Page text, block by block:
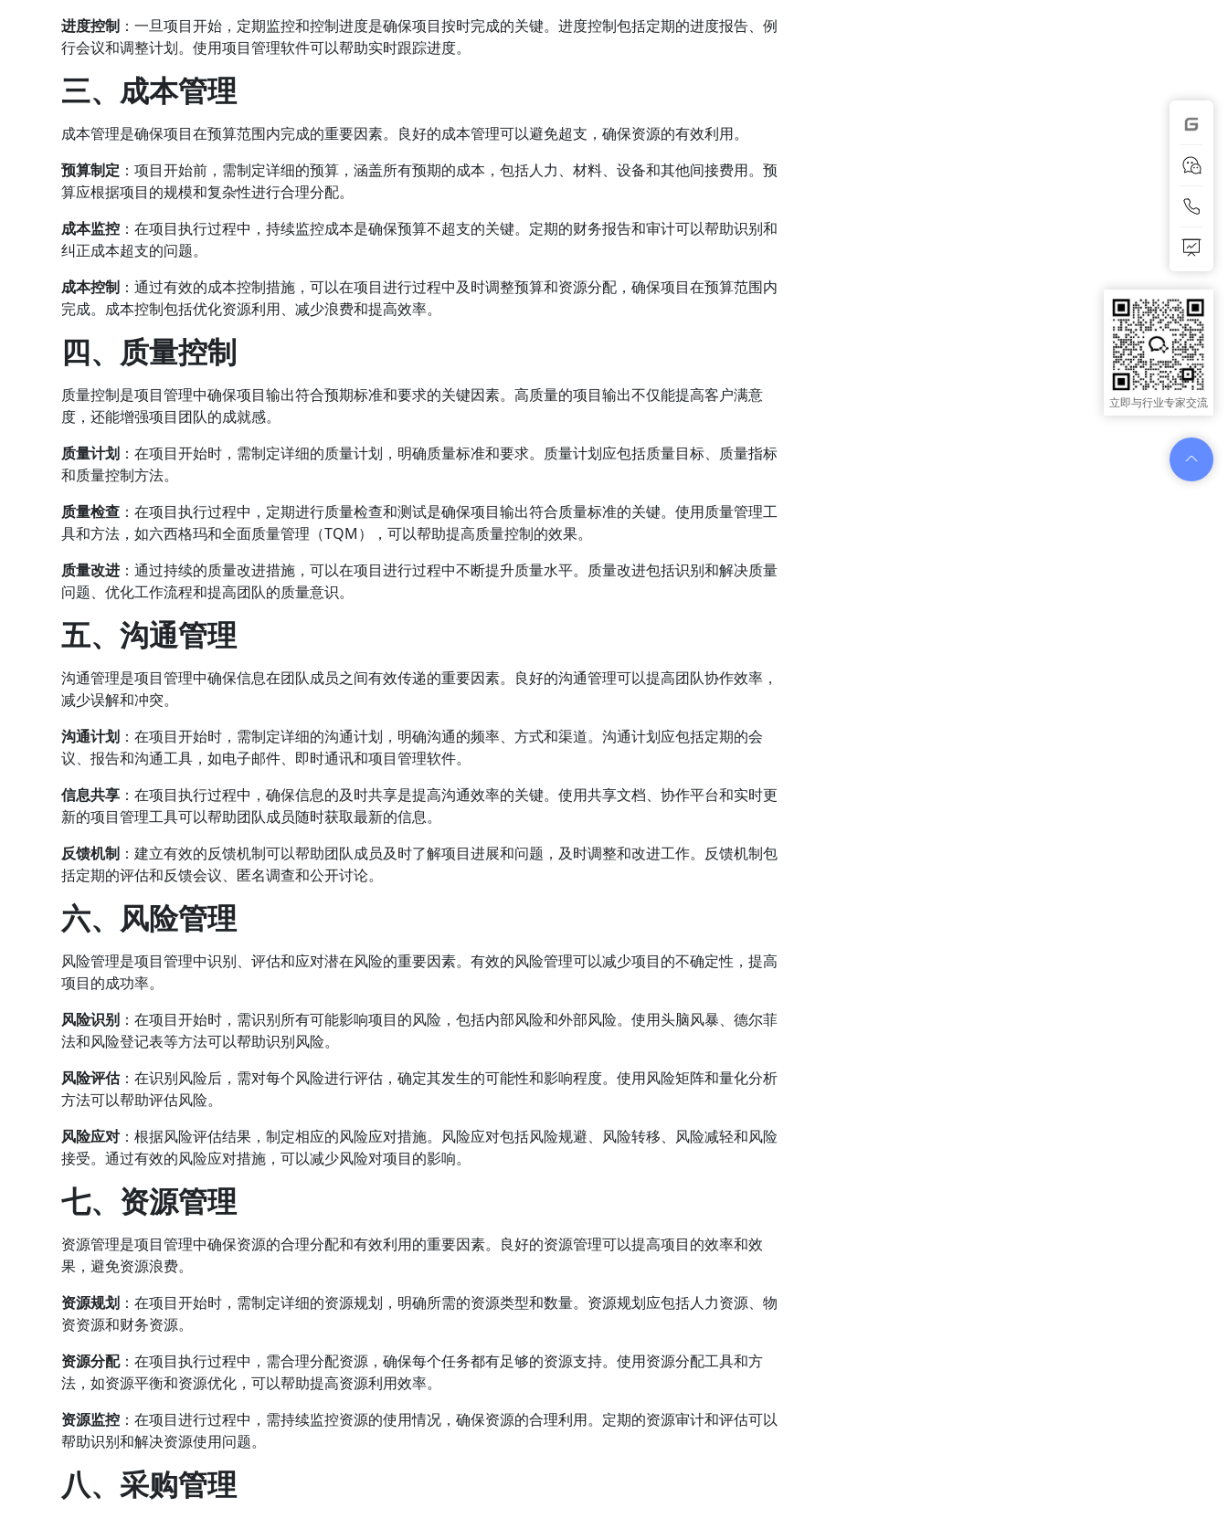
进度控制 ：一旦项目开始，定期监控和控制进度是确保项目按时完成的关键。进度控制包括定期的进度报告、例
行会议和调整计划。使用项目管理软件可以帮助实时跟踪进度。
三、成本管理
成本管理是确保项目在预算范围内完成的重要因素。良好的成本管理可以避免超支，确保资源的有效利用。
预算制定 ：项目开始前，需制定详细的预算，涵盖所有预期的成本，包括人力、材料、设备和其他间接费用。预
算应根据项目的规模和复杂性进行合理分配。
成本监控 ：在项目执行过程中，持续监控成本是确保预算不超支的关键。定期的财务报告和审计可以帮助识别和
纠正成本超支的问题。
成本控制 ：通过有效的成本控制措施，可以在项目进行过程中及时调整预算和资源分配，确保项目在预算范围内
完成。成本控制包括优化资源利用、减少浪费和提高效率。
四、质量控制
质量控制是项目管理中确保项目输出符合预期标准和要求的关键因素。高质量的项目输出不仅能提高客户满意
度，还能增强项目团队的成就感。
质量计划 ：在项目开始时，需制定详细的质量计划，明确质量标准和要求。质量计划应包括质量目标、质量指标
和质量控制方法。
质量检查 ：在项目执行过程中，定期进行质量检查和测试是确保项目输出符合质量标准的关键。使用质量管理工
具和方法，如六西格玛和全面质量管理（TQM），可以帮助提高质量控制的效果。
质量改进 ：通过持续的质量改进措施，可以在项目进行过程中不断提升质量水平。质量改进包括识别和解决质量
问题、优化工作流程和提高团队的质量意识。
五、沟通管理
沟通管理是项目管理中确保信息在团队成员之间有效传递的重要因素。良好的沟通管理可以提高团队协作效率，
减少误解和冲突。
沟通计划 ：在项目开始时，需制定详细的沟通计划，明确沟通的频率、方式和渠道。沟通计划应包括定期的会
议、报告和沟通工具，如电子邮件、即时通讯和项目管理软件。
信息共享 ：在项目执行过程中，确保信息的及时共享是提高沟通效率的关键。使用共享文档、协作平台和实时更
新的项目管理工具可以帮助团队成员随时获取最新的信息。
反馈机制 ：建立有效的反馈机制可以帮助团队成员及时了解项目进展和问题，及时调整和改进工作。反馈机制包
括定期的评估和反馈会议、匿名调查和公开讨论。
六、风险管理
风险管理是项目管理中识别、评估和应对潜在风险的重要因素。有效的风险管理可以减少项目的不确定性，提高
项目的成功率。
风险识别 ：在项目开始时，需识别所有可能影响项目的风险，包括内部风险和外部风险。使用头脑风暴、德尔菲
法和风险登记表等方法可以帮助识别风险。
风险评估：在识别风险后，需对每个风险进行评估，确定其发生的可能性和影响程度。使用风险矩阵和量化分析
方法可以帮助评估风险。
风险应对 ：根据风险评估结果，制定相应的风险应对措施。风险应对包括风险规避、风险转移、风险减轻和风险
接受。通过有效的风险应对措施，可以减少风险对项目的影响。
七、资源管理
资源管理是项目管理中确保资源的合理分配和有效利用的重要因素。良好的资源管理可以提高项目的效率和效
果，避免资源浪费。
资源规划 ：在项目开始时，需制定详细的资源规划，明确所需的资源类型和数量。资源规划应包括人力资源、物
资资源和财务资源。
资源分配：在项目执行过程中，需合理分配资源，确保每个任务都有足够的资源支持。使用资源分配工具和方
法，如资源平衡和资源优化，可以帮助提高资源利用效率。
资源监控 ：在项目进行过程中，需持续监控资源的使用情况，确保资源的合理利用。定期的资源审计和评估可以
帮助识别和解决资源使用问题。
八、采购管理
立即与行业专家交流